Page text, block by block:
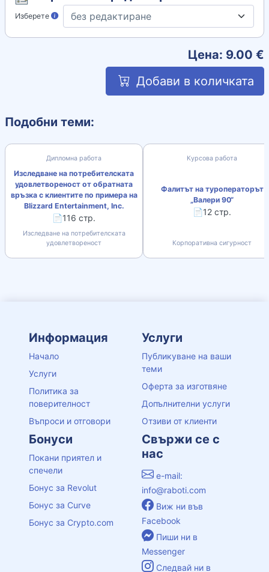
Изберете
Цена: 9.00 €
Добави в количката
Подобни теми:
Дипломна работа
Изследване на потребителската
удовлетвореност от обратната
връзка с клиентите по примера на
Blizzard Entertainment, Inc.
📄116 стр.
Изследване на потребителската
удовлетвореност
Курсова работа
Фалитът на туроператорът
„Валери 90“
📄12 стр.
Корпоративна сигурност
Информация
Начало
Услуги
Политика за
поверителност
Въпроси и отговори
Услуги
Публикуване на ваши
теми
Оферта за изготвяне
Допълнителни услуги
Отзиви от клиенти
Бонуси
Покани приятел и
спечели
Бонус за Revolut
Бонус за Curve
Бонус за Crypto.com
Свържи се с
нас
e-mail:
info@raboti.com
Виж ни във
Facebook
Пиши ни в
Messenger
Следвай ни в